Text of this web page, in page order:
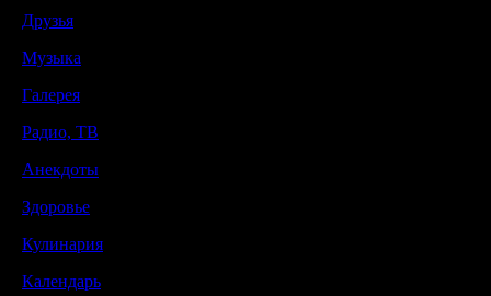
Друзья
Музыка
Галерея
Радио, ТВ
Анекдоты
Здоровье
Кулинария
Календарь